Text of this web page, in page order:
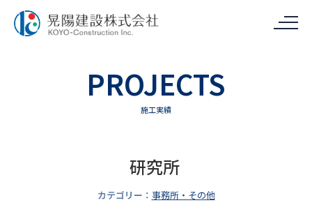
PROJECTS
施工実績
研究所
カテゴリー： 事務所・その他